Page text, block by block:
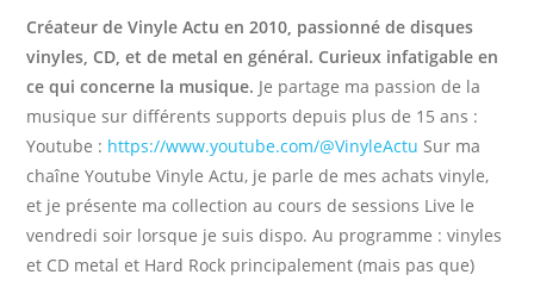
Créateur de Vinyle Actu en 2010, passionné de disques
vinyles, CD, et de metal en général. Curieux infatigable en
ce qui concerne la musique. Je partage ma passion de la
musique sur différents supports depuis plus de 15 ans :
Youtube : https://www.youtube.com/@VinyleActu Sur ma
chaîne Youtube Vinyle Actu, je parle de mes achats vinyle,
et je présente ma collection au cours de sessions Live le
vendredi soir lorsque je suis dispo. Au programme : vinyles
et CD metal et Hard Rock principalement (mais pas que)